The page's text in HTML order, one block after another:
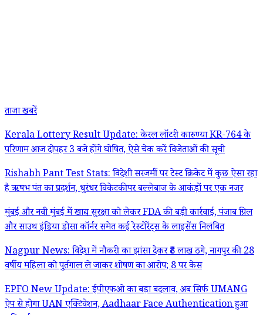
ताजा खबरें
Kerala Lottery Result Update: केरल लॉटरी कारुण्या KR-764 के
परिणाम आज दोपहर 3 बजे होंगे घोषित, ऐसे चेक करें विजेताओं की सूची
Rishabh Pant Test Stats: विदेशी सरजमीं पर टेस्ट क्रिकेट में कुछ ऐसा रहा
है ऋषभ पंत का प्रदर्शन, धुरंधर विकेटकीपर बल्लेबाज के आकंड़ों पर एक नजर
मुंबई और नवी मुंबई में खाद्य सुरक्षा को लेकर FDA की बड़ी कार्रवाई, पंजाब ग्रिल
और साउथ इंडिया डोसा कॉर्नर समेत कई रेस्टोरेंट्स के लाइसेंस निलंबित
Nagpur News: विदेश में नौकरी का झांसा देकर ₹8 लाख ठगे, नागपुर की 28
वर्षीय महिला को पुर्तगाल ले जाकर शोषण का आरोप; 8 पर केस
EPFO New Update: ईपीएफओ का बड़ा बदलाव, अब सिर्फ UMANG
ऐप से होगा UAN एक्टिवेशन, Aadhaar Face Authentication हुआ